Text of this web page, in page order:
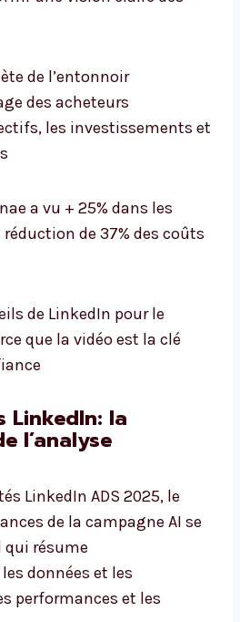
de l’entonnoir
des acheteurs
les investissements et
a vu + 25% dans les
de 37% des coûts
de LinkedIn pour le
que la vidéo est la clé
LinkedIn: la
l’analyse
LinkedIn ADS 2025, le
de la campagne AI se
résume
données et les
performances et les